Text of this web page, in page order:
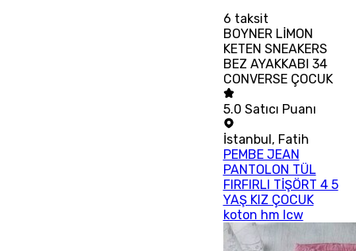
6 taksit
BOYNER LİMON
KETEN SNEAKERS
BEZ AYAKKABI 34
CONVERSE ÇOCUK
5.0 Satıcı Puanı
İstanbul, Fatih
PEMBE JEAN
PANTOLON TÜL
FIRFIRLI TİŞÖRT 4 5
YAŞ KIZ ÇOCUK
koton hm lcw